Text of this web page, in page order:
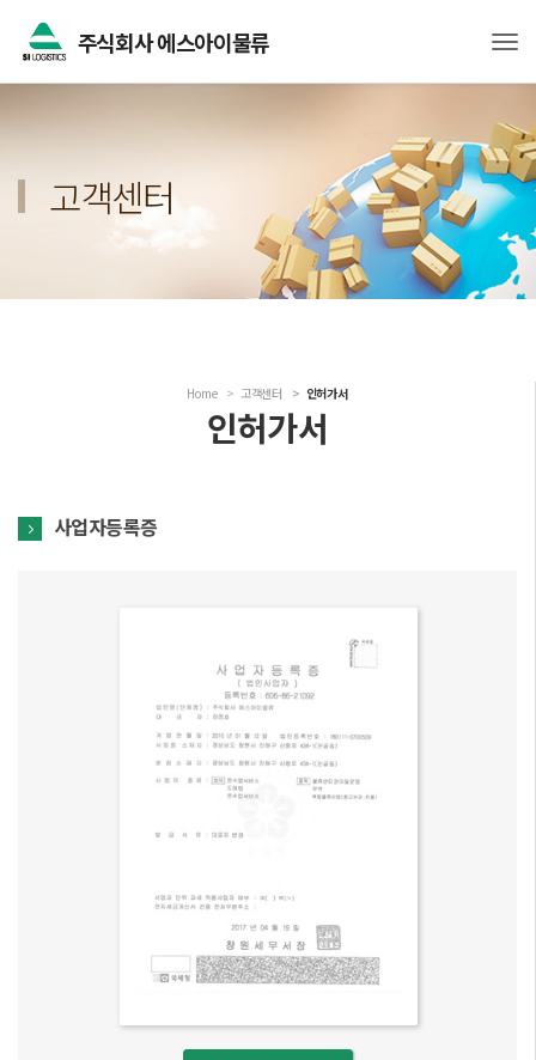
주식회사 에스아이물류
고객센터
Home 고객센터 인허가서
인허가서
사업자등록증